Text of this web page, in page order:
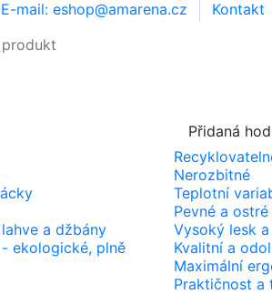
E-mail: eshop@amarena.cz Kontakt
a džbány
ekologické, plně
Přidaná
Nerozbitné
Teplotní
Pevné a
Vysoký lesk
Kvalitní a
Maximální
Praktičnost a